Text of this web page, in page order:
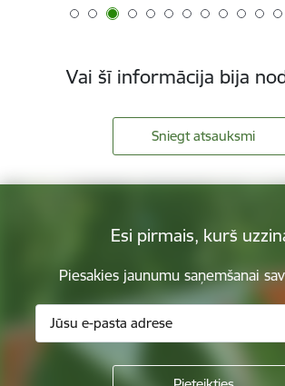
Vai šī informācija bija
Sniegt atsauksmi
Esi pirmais, kurš
Piesakies jaunumu saņemšanai